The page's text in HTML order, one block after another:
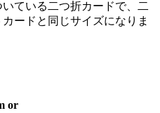
ている二つ折カードで、二
ードと同じサイズになりま
or